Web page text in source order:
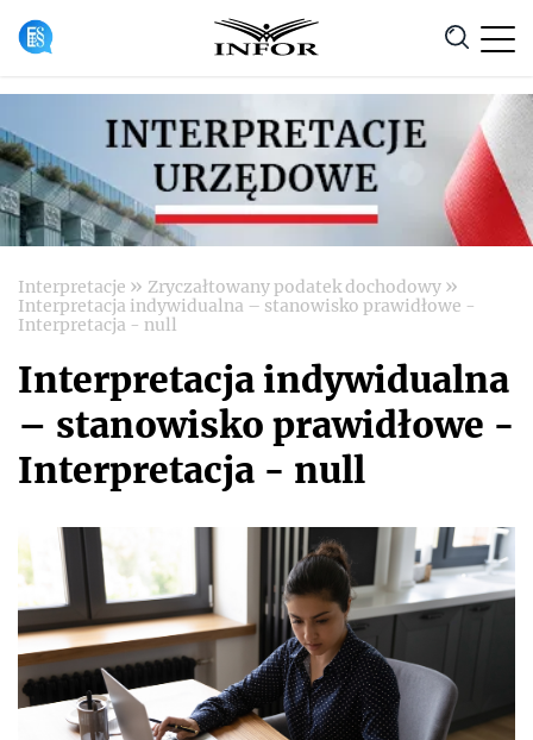
Anuluj
Interpretacje » Zryczałtowany podatek dochodowy »
Interpretacja indywidualna – stanowisko prawidłowe -
Interpretacja - null
Interpretacja indywidualna
– stanowisko prawidłowe -
Interpretacja - null